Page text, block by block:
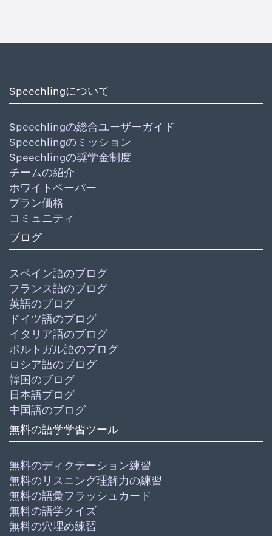
Speechlingについて
Speechlingの総合ユーザーガイド
Speechlingのミッション
Speechlingの奨学金制度
チームの紹介
ホワイトペーパー
プラン価格
コミュニティ
ブログ
スペイン語のブログ
フランス語のブログ
英語のブログ
ドイツ語のブログ
イタリア語のブログ
ポルトガル語のブログ
ロシア語のブログ
韓国のブログ
日本語ブログ
中国語のブログ
無料の語学学習ツール
無料のディクテーション練習
無料のリスニング理解力の練習
無料の語彙フラッシュカード
無料の語学クイズ
無料の穴埋め練習